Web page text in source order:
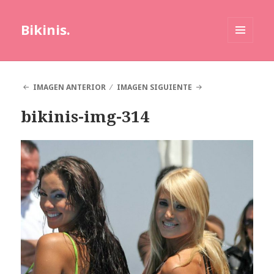
Bikinis.
IMAGEN ANTERIOR
IMAGEN SIGUIENTE
bikinis-img-314